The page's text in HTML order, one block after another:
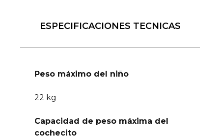
ESPECIFICACIONES TECNICAS
Peso máximo del niño
22 kg
Capacidad de peso máxima del
cochecito